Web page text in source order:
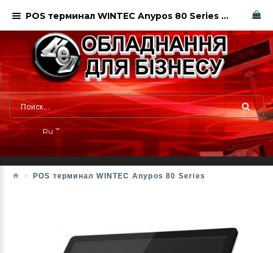
Ru
POS терминал WINTEC Anypos 80 Series
POS терминал WINTEC Anypos 80 Series в Харькове. Сервисный центр.